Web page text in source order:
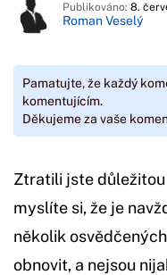
Publikováno: 8.
Roman Veselý
Pamatujte, že každý
komentujícím.
Děkujeme za vaše
Ztratili jste
myslíte si, že je
několik
obnovit, a nejsou